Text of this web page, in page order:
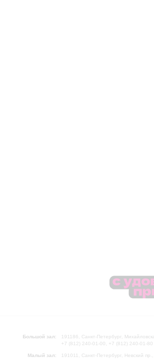
Большой зал:
191186, Санкт-Петербург,
+7 (812) 240-01-00, +7 (812) 240-01-80
Малый зал:
191011, Санкт-Петербург, Невский